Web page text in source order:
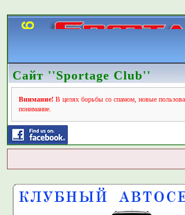
Сайт ''Sportage Club''
Внимание!В целях борьбы со спамом, новые
понимание.